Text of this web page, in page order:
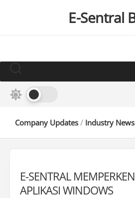
E-Sentral
Company Updates / Industry News
E-SENTRAL
APLIKASI WINDOWS